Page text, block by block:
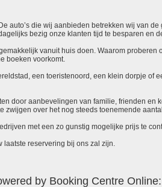
auto’s die wij aanbieden betrekken wij van
bezig onze klanten tijd te besparen en
vanuit huis doen. Waarom
boeken voorkomt.
een toeristenoord, een klein dorpje of
door aanbevelingen van familie, frienden en
over het nog steeds toenemende
met een zo gunstig mogelijke prijs te
laatste reservering bij ons zal zijn.
by Booking Centre Online: